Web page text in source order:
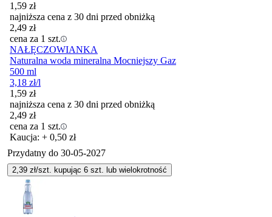
1,59 zł
najniższa cena z 30 dni przed obniżką
2,49 zł
cena za 1 szt.
NAŁĘCZOWIANKA
Naturalna woda mineralna Mocniejszy Gaz
500 ml
3,18 zł/l
1,59 zł
najniższa cena z 30 dni przed obniżką
2,49 zł
cena za 1 szt.
Kaucja: + 0,50 zł
Przydatny do 30-05-2027
2,39 zł/szt. kupując 6 szt. lub wielokrotność